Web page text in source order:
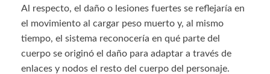
Al respecto, el daño o lesiones fuertes se reflejaría en
el movimiento al cargar peso muerto y, al mismo
tiempo, el sistema reconocería en qué parte del
cuerpo se originó el daño para adaptar a través de
enlaces y nodos el resto del cuerpo del personaje.